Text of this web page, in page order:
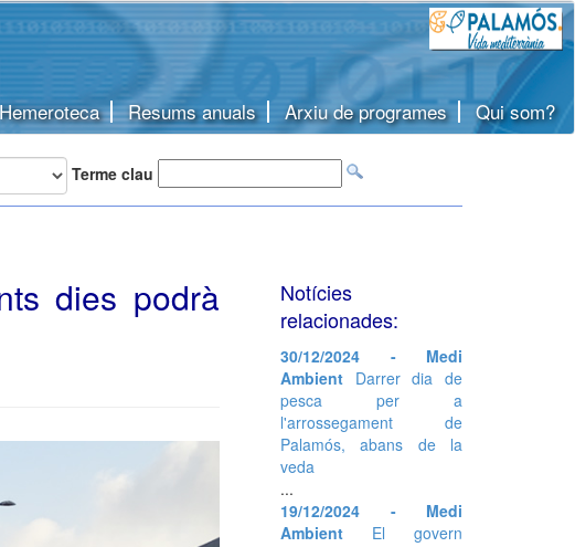
Hemeroteca Resums anuals Arxiu de programes Qui som?
Terme clau
dies podrà
Notícies
relacionades:
30/12/2024 - Medi
Ambient Darrer dia de
pesca per a
l'arrossegament de
Palamós, abans de la
veda
...
19/12/2024 - Medi
Ambient El govern